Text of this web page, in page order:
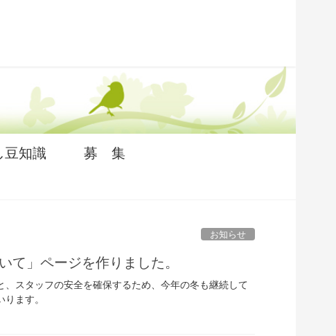
豆知識 募 集
お知らせ
て」ページを作りました。
、スタッフの安全を確保するため、今年の冬も継続して
ます。